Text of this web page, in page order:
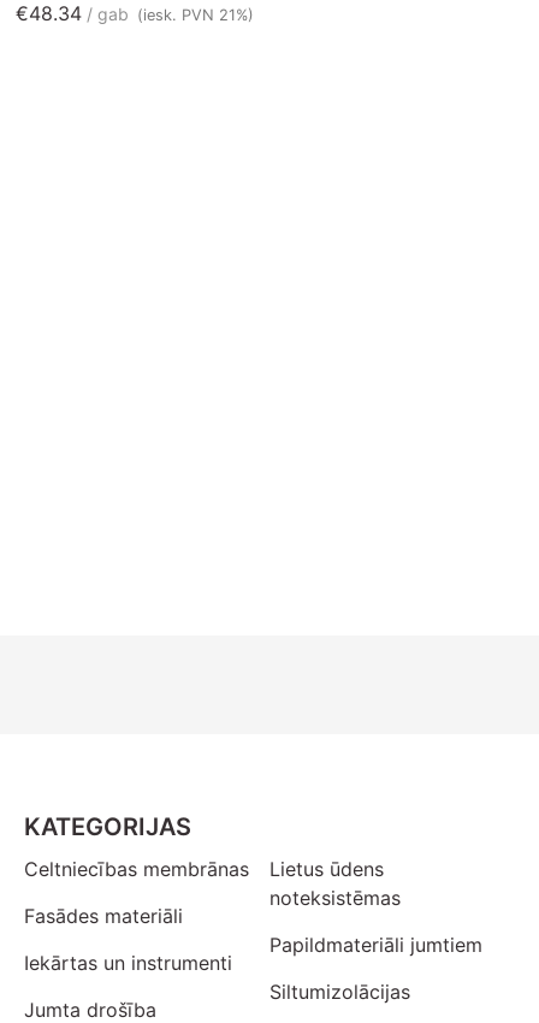
€48.34 gab (iesk. PVN 21%)
KATEGORIJAS
Celtniecības membrānas
Fasādes materiāli
Iekārtas un instrumenti
Jumta drošība
Lietus ūdens
noteksistēmas
Papildmateriāli jumtiem
Siltumizolācijas